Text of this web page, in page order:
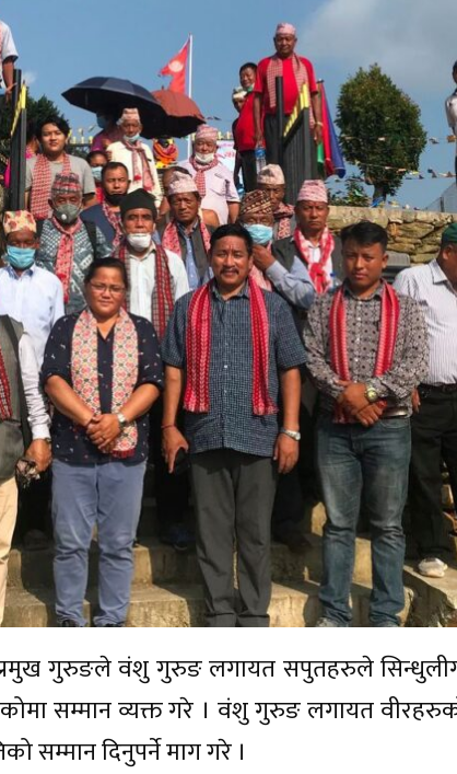
प्रमुख गुरुङले वंशु गुरुङ लगायत सपुतहरुले
सम्मान व्यक्त गरे । वंशु गुरुङ लगायत
सम्मान दिनुपर्ने माग गरे ।